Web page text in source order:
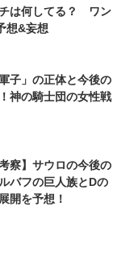
は何してる？ ワン
想&妄想
子」の正体と今後の
神の騎士団の女性戦
察】サウロの今後の
バフの巨人族とDの
開を予想！